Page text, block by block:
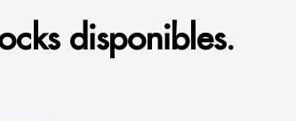
disponibles.